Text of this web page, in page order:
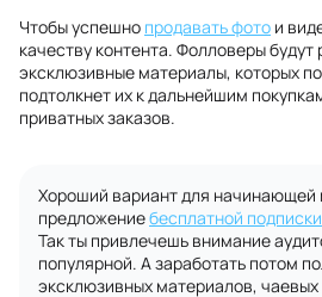
Чтобы успешно продавать фото и
качеству контента. Фолловеры будут
эксклюзивные материалы, которых
подтолкнет их к дальнейшим
приватных заказов.
Хороший вариант для начинающей
предложениебесплатной подписки
Так ты привлечешь внимание
популярной. А заработать потом
эксклюзивных материалов, чаевых